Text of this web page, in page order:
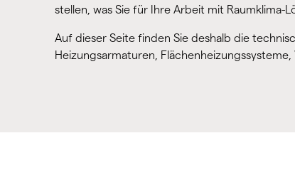
stellen, was Sie für Ihre Arbeit mit Raumklima-
Auf dieser Seite finden Sie deshalb die
Heizungsarmaturen,